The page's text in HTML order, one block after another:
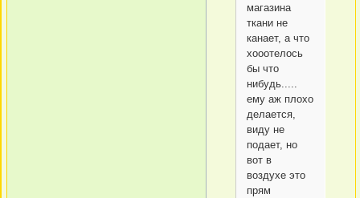
магазина
ткани не
канает, а что
хооотелось
бы что
нибудь.....
ему аж плохо
делается,
виду не
подает, но
вот в
воздухе это
прям